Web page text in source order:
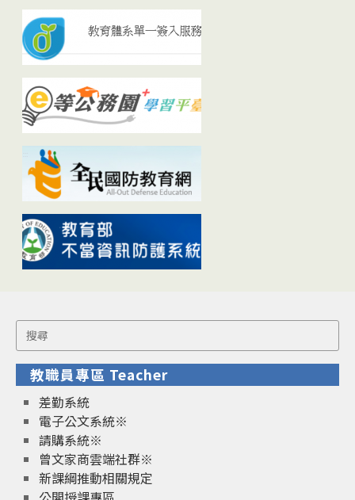
Search
for:
教職員專區 Teacher
差勤系統
電子公文系統※
請購系統※
曾文家商雲端社群※
新課綱推動相關規定